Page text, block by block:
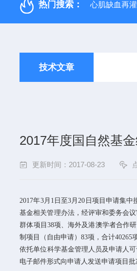
热门搜索： 心肌缺血再
技术文章
2017年度国自然基
更新时间：2017-08-23
2017年3月 1 日至3月20 日项目申请集中
基金相关管理办法，经评审和委务会
群体项目 38项、海外及港澳学者合作
制项目（自由申请）83项，合计40265
依托单位科学基金管理人员及申请人
电子邮件形式向申请人发送申请项目